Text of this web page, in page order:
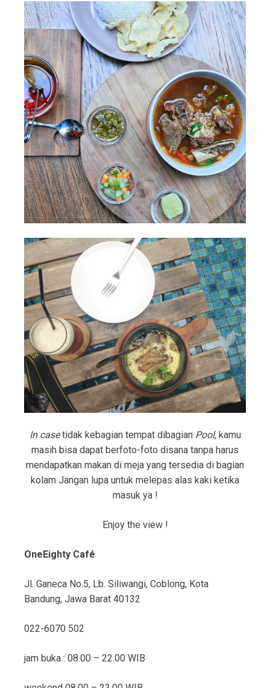
In casetidak kebagian tempat dibagian Pool, kamu
masih bisa dapat berfoto-foto disana tanpa harus
mendapatkan makan di meja yang tersedia di bagian
kolam Jangan lupa untuk melepas alas kaki ketika
masuk ya !
Enjoy the view !
OneEighty Café
Jl. Ganeca No.5, Lb. Siliwangi, Coblong, Kota
Bandung, Jawa Barat 40132
022-6070 502
jam buka : 08.00 – 22.00 WIB